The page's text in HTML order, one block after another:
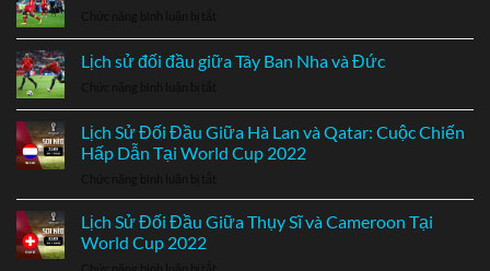
giá
Trận
Hà
Lan
và
Cup
Phá
Lịch
Đối
Đầu
Giữa
Uruguay
Lịch sử đối đầu giữa Tây Ban Nha và Đức
sử
đối
đầu
Tây
Ban
Lịch Sử Đối Đầu Giữa Hà Lan và Qatar: Cuộc Chiến
Hấp Dẫn Tại World Cup 2022
Lịch
Sử
Lịch Sử Đối Đầu Giữa Thụy Sĩ và Cameroon Tại
World Cup 2022